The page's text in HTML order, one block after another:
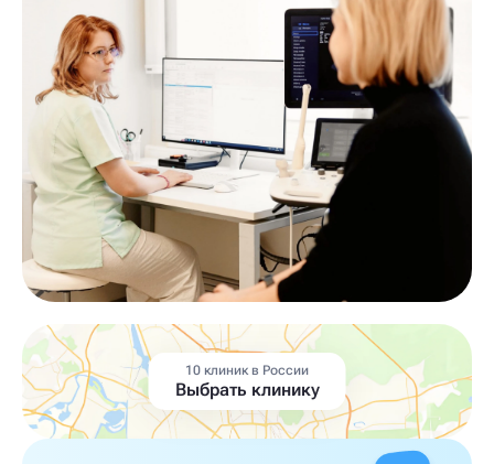
10 клиник в России
Выбрать клинику